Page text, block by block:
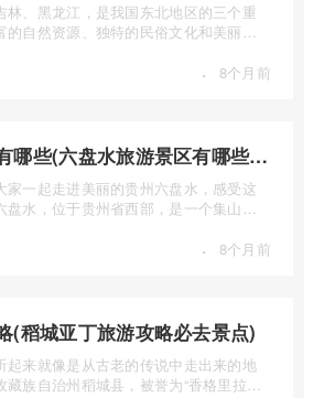
林、黑龙江，是我国东北地区的三个重
的自然资源、独特的民俗文化和美丽的
· 8个月前
六盘水旅游景区有哪些(六盘水旅游景区有哪些景点值得去)
家一起走进美丽的贵州六盘水，感受这
盘水，位于贵州省西部，是一个集山水
· 8个月前
(稻城亚丁旅游攻略必去景点)
起来就像是从古老的传说中走出来的地
族自治州稻城县，被誉为“香格里拉的